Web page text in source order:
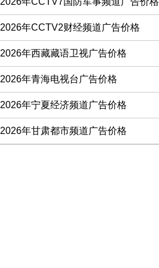
2026年CCTV2财经频道广告价格
2026年西藏藏语卫视广告价格
2026年青海电视台广告价格
2026年宁夏经济频道广告价格
2026年甘肃都市频道广告价格